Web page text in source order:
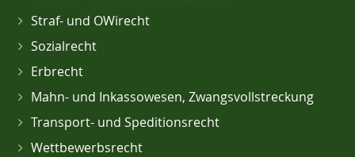
Straf- und OWirecht
Sozialrecht
Erbrecht
Mahn- und Inkassowesen, Zwangsvollstreckung
Transport- und Speditionsrecht
Wettbewerbsrecht